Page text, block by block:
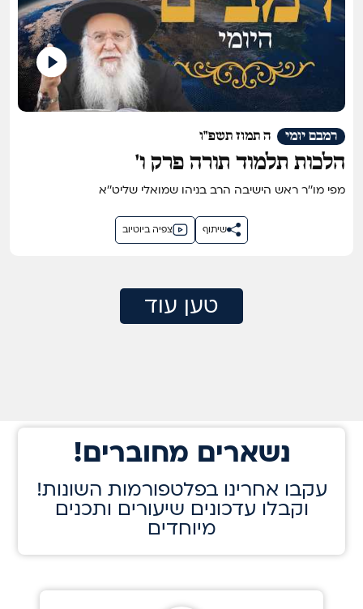
ה תמוז תשפ"ו רמבם יומי
הלכות תלמוד תורה פרק ו'
מפי מו''ר ראש הישיבה הרב בניהו שמואלי שליט''א
צפיה ביוטיוב שיתוף
טען עוד
!נשארים מחוברים
!עקבו אחרינו בפלטפורמות השונות
וקבלו עדכונים שיעורים ותכנים
מיוחדים